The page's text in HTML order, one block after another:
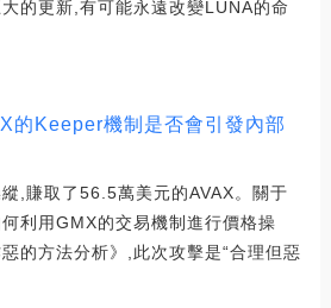
的更新,有可能永遠改變LUNA的命
的Keeper機制是否會引發內部
,賺取了56.5萬美元的AVAX。關于
利用GMX的交易機制進行價格操
的方法分析》,此次攻擊是“合理但惡